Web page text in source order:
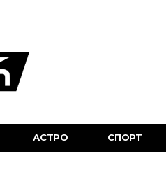
АСТРО СПОРТ